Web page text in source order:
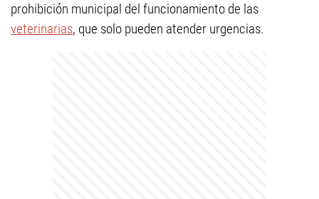
prohibición municipal del funcionamiento de las
veterinarias, que solo pueden atender urgencias.